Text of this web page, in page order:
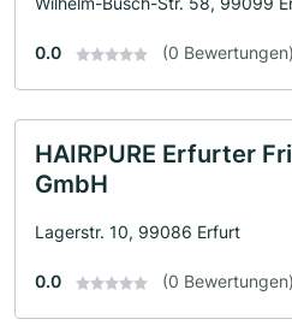
0.0 (0 Bewertungen)
HAIRPURE Erfurter
GmbH
Lagerstr. 10, 99086 Erfurt
0.0 (0 Bewertungen)